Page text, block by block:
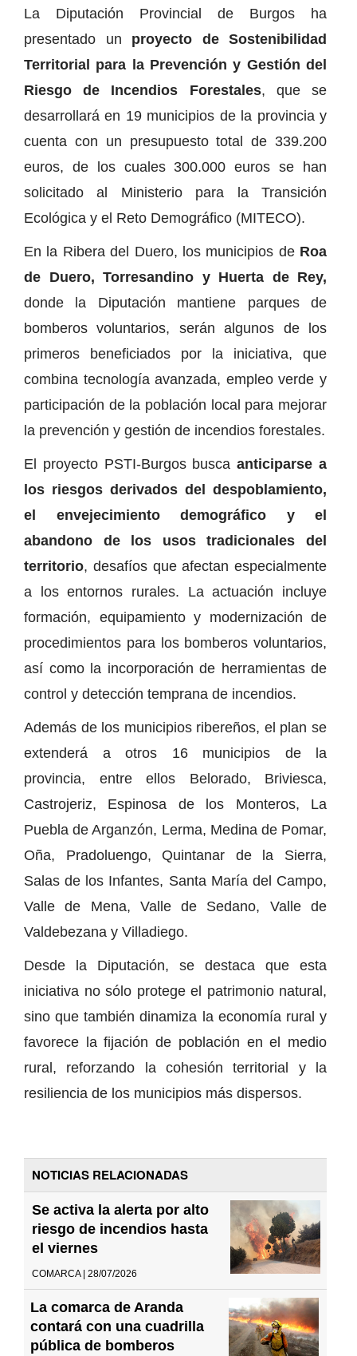
La Diputación Provincial de Burgos ha
presentado un proyecto de Sostenibilidad
Territorial para la Prevención y Gestión del
Riesgo de Incendios Forestales, que se
desarrollará en 19 municipios de la provincia y
cuenta con un presupuesto total de 339.200
euros, de los cuales 300.000 euros se han
solicitado al Ministerio para la Transición
Ecológica y el Reto Demográfico (MITECO).
En la Ribera del Duero, los municipios deRoa
de Duero, Torresandino y Huerta de Rey,
donde la Diputación mantiene parques de
bomberos voluntarios, serán algunos de los
primeros beneficiados por la iniciativa, que
combina tecnología avanzada, empleo verde y
participación de la población local para mejorar
la prevención y gestión de incendios forestales.
El proyecto PSTI-Burgos buscaanticiparse a
los riesgos derivados del despoblamiento,
el envejecimiento demográfico y el
abandono de los usos tradicionales del
territorio, desafíos que afectan especialmente
a los entornos rurales. La actuación incluye
formación, equipamiento y modernización de
procedimientos para los bomberos voluntarios,
así como la incorporación de herramientas de
control y detección temprana de incendios.
Además de los municipios ribereños, el plan se
extenderá a otros 16 municipios de la
provincia, entre ellos Belorado, Briviesca,
Castrojeriz, Espinosa de los Monteros, La
Puebla de Arganzón, Lerma, Medina de Pomar,
Oña, Pradoluengo, Quintanar de la Sierra,
Salas de los Infantes, Santa María del Campo,
Valle de Mena, Valle de Sedano, Valle de
Valdebezana y Villadiego.
Desde la Diputación, se destaca que esta
iniciativa no sólo protege el patrimonio natural,
sino que también dinamiza la economía rural y
favorece la fijación de población en el medio
rural, reforzando la cohesión territorial y la
resiliencia de los municipios más dispersos.
NOTICIAS RELACIONADAS
Se activa la alerta por alto
riesgo de incendios hasta
el viernes
COMARCA | 28/07/2026
La comarca de Aranda
contará con una cuadrilla
pública de bomberos